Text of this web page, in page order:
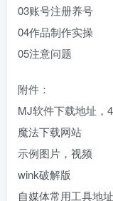
03账号注册养号
04作品制作实操
05注意问题
附件：
MJ软件下载地址，
魔法下载网站
示例图片，视频
wink破解版
自媒体常用工具地址